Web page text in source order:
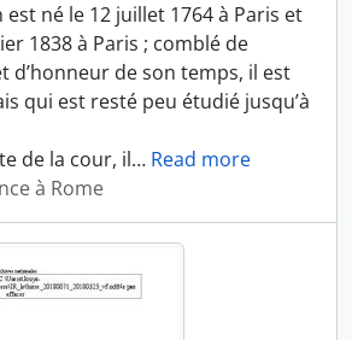
est né le 12 juillet 1764 à Paris et
1838 à Paris ; comblé de
d’honneur de son temps, il est
qui est resté peu étudié jusqu’à
de la cour, il… Read more
à Rome